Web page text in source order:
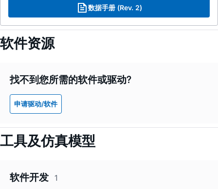
数据手册 (Rev. 2)
软件资源
找不到您所需的软件或驱动?
申请驱动/软件
工具及仿真模型
软件开发 1